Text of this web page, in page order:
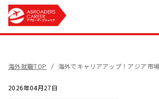
海外就職TOP 海外でキャリアアップ！アジア市
2026年04月27日